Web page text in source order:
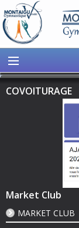
COVOITURAGE
Market Club
MARKET CLUB